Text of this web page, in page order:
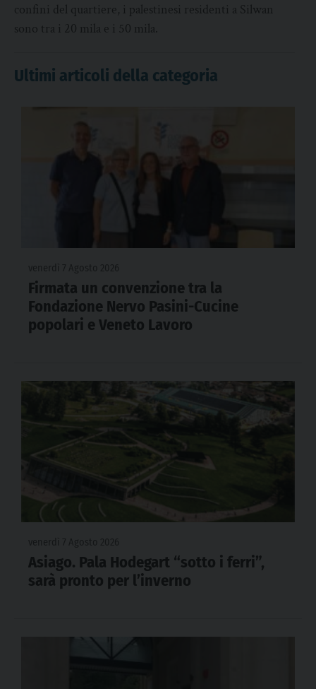
confini del quartiere, i palestinesi residenti a Silwan
sono tra i 20 mila e i 50 mila.
Ultimi articoli della categoria
Firmata un convenzione tra la
Fondazione Nervo Pasini-Cucine
popolari e Veneto Lavoro
Asiago. Pala Hodegart “sotto i ferri”,
sarà pronto per l’inverno